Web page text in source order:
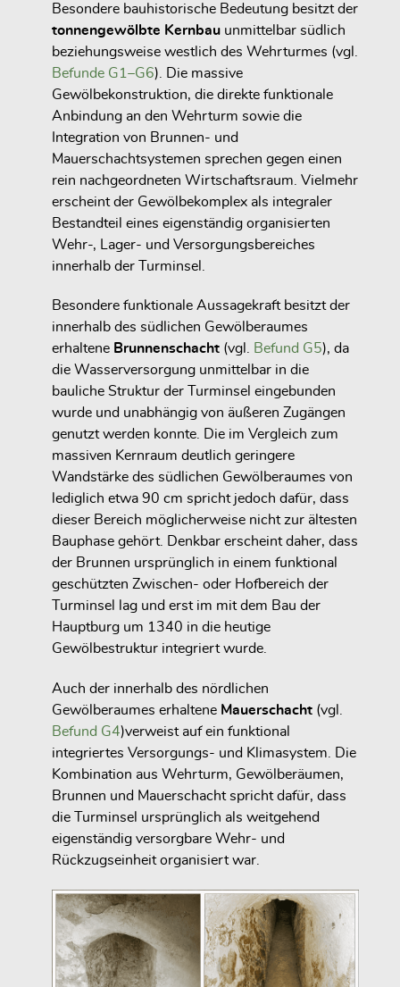
Besondere bauhistorische Bedeutung besitzt der
tonnengewölbte Kernbau unmittelbar südlich
beziehungsweise westlich des Wehrturmes (vgl.
Befunde G1–G6). Die massive
Gewölbekonstruktion, die direkte funktionale
Anbindung an den Wehrturm sowie die
Integration von Brunnen- und
Mauerschachtsystemen sprechen gegen einen
rein nachgeordneten Wirtschaftsraum. Vielmehr
erscheint der Gewölbekomplex als integraler
Bestandteil eines eigenständig organisierten
Wehr-, Lager- und Versorgungsbereiches
innerhalb der Turminsel.
Besondere funktionale Aussagekraft besitzt der
innerhalb des südlichen Gewölberaumes
erhaltene Brunnenschacht (vgl. Befund G5), da
die Wasserversorgung unmittelbar in die
bauliche Struktur der Turminsel eingebunden
wurde und unabhängig von äußeren Zugängen
genutzt werden konnte. Die im Vergleich zum
massiven Kernraum deutlich geringere
Wandstärke des südlichen Gewölberaumes von
lediglich etwa 90 cm spricht jedoch dafür, dass
dieser Bereich möglicherweise nicht zur ältesten
Bauphase gehört. Denkbar erscheint daher, dass
der Brunnen ursprünglich in einem funktional
geschützten Zwischen- oder Hofbereich der
Turminsel lag und erst im mit dem Bau der
Hauptburg um 1340 in die heutige
Gewölbestruktur integriert wurde.
Auch der innerhalb des nördlichen
Gewölberaumes erhaltene Mauerschacht (vgl.
Befund G4)verweist auf ein funktional
integriertes Versorgungs- und Klimasystem. Die
Kombination aus Wehrturm, Gewölberäumen,
Brunnen und Mauerschacht spricht dafür, dass
die Turminsel ursprünglich als weitgehend
eigenständig versorgbare Wehr- und
Rückzugseinheit organisiert war.